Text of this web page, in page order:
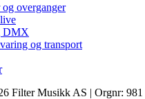
overganger
DMX
og transport
Filter Musikk AS | Orgnr: 981